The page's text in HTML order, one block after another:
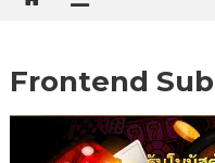
Frontend